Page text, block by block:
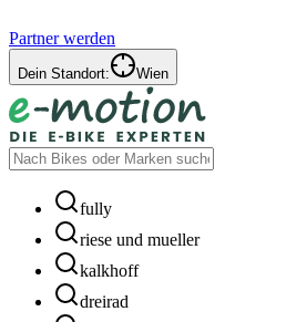
Partner werden
Dein Standort: Wien
fully
riese und mueller
kalkhoff
dreirad